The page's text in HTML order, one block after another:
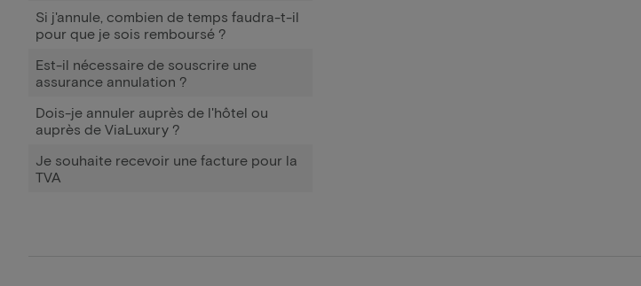
Si j'annule, combien de temps faudra-t-il
pour que je sois remboursé ?
Est-il nécessaire de souscrire une
assurance annulation ?
Dois-je annuler auprès de l'hôtel ou
auprès de ViaLuxury ?
Je souhaite recevoir une facture pour la
TVA